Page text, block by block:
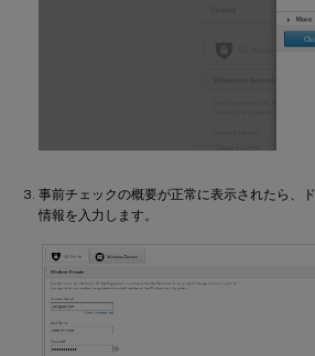
事前チェックの概要が正常に表示されたら、
情報を入力します。